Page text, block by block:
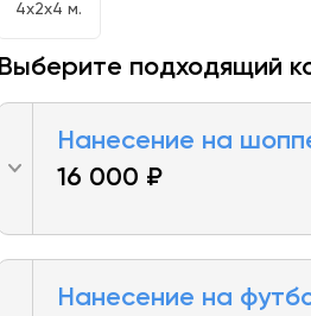
4x2x4 м.
Выберите подходящий
Нанесение на
16 000 ₽
Нанесение на